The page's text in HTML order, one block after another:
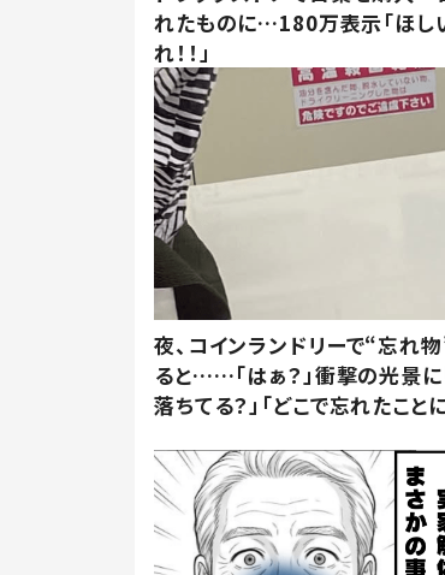
れたものに…180万表示「ほしい
れ！！」
夜、コインランドリーで“忘れ
ると……「はぁ？」衝撃の光景に
落ちてる？」「どこで忘れたこと